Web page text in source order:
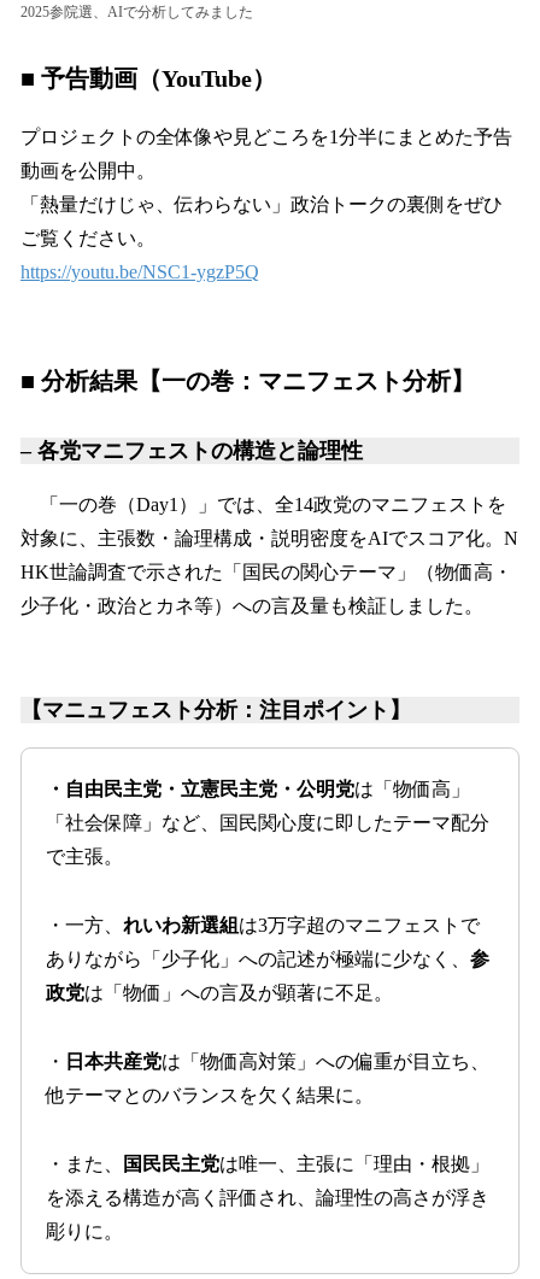
2025参院選、AIで分析してみました
■ 予告動画（YouTube）
プロジェクトの全体像や見どころを1分半にまとめた予告
動画を公開中。
「熱量だけじゃ、伝わらない」政治トークの裏側をぜひ
ご覧ください。
https://youtu.be/NSC1-ygzP5Q
■ 分析結果【一の巻：マニフェスト分析】
– 各党マニフェストの構造と論理性
「一の巻（Day1）」では、全14政党のマニフェストを
対象に、主張数・論理構成・説明密度をAIでスコア化。N
HK世論調査で示された「国民の関心テーマ」（物価高・
少子化・政治とカネ等）への言及量も検証しました。
【マニュフェスト分析：注目ポイント】
・自由民主党・立憲民主党・公明党は「物価高」
「社会保障」など、国民関心度に即したテーマ配分
で主張。
・一方、 れいわ新選組 は3万字超のマニフェストで
ありながら「少子化」への記述が極端に少なく、 参
政党は「物価」への言及が顕著に不足。
・ 日本共産党は「物価高対策」への偏重が目立ち、
他テーマとのバランスを欠く結果に。
・また、 国民民主党は唯一、主張に「理由・根拠」
を添える構造が高く評価され、論理性の高さが浮き
彫りに。